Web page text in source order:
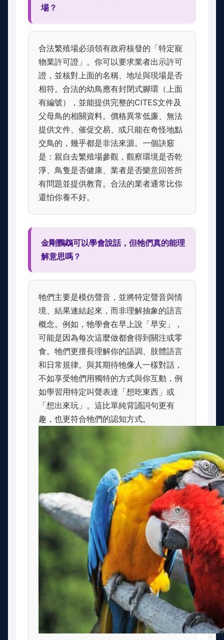
場？
合法繁殖場必須領有政府核發的「特定寵
物業許可證」。你可以要求業者出示許可
證，並核對上面的名稱、地址與現場是否
相符。合法的幼鳥應有封閉式腳環（上面
有編號），並能提供完整的CITES文件及
父母鳥的相關資料。價格異常低廉、無法
提供文件、催促交易、或只能在奇怪地點
交鳥的，幾乎都是非法來源。一個訣竅
是：親自去繁殖場參觀，觀察環境是否乾
淨、鳥隻是否健康、業者是否樂意回答所
有問題並提供教育。合法的業者通常比你
還怕你養不好。
金剛鸚鵡可以學會說話，但牠們真的能理
解意思嗎？
牠們主要是模仿聲音，並將特定聲音與情
境、結果連結起來，而非理解抽象的語言
概念。例如，牠學會在早上說「早安」，
可能是因為每次這麼做都會得到關注或零
食。牠們更擅長理解你的語調、肢體語言
和日常規律。與其期待牠像人一樣對話，
不如享受牠們用獨特的方式與你互動，例
如學習用特定叫聲表達「想吃東西」或
「想出來玩」。這比單純背誦詞句更有
趣，也更符合牠們的認知方式。